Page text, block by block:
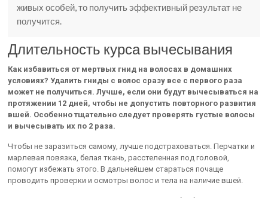
живых особей, то получить эффективный результат не
получится.
Длительность курса вычесывания
Как избавиться от мертвых гнид на волосах в домашних
условиях? Удалить гниды с волос сразу все с первого раза
может не получиться. Лучше, если они будут вычесываться на
протяжении 12 дней, чтобы не допустить повторного развития
вшей. Особенно тщательно следует проверять густые волосы
и вычесывать их по 2 раза.
Чтобы не заразиться самому, лучше подстраховаться. Перчатки и
марлевая повязка, белая ткань, расстеленная под головой,
помогут избежать этого. В дальнейшем стараться почаще
проводить проверки и осмотры волос и тела на наличие вшей.